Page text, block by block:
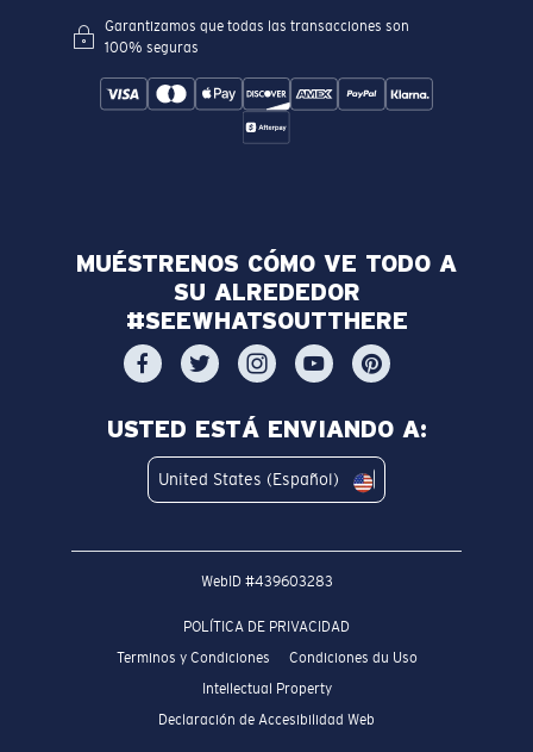
Garantizamos que todas las transacciones son
100% seguras
MUÉSTRENOS CÓMO VE TODO A
SU ALREDEDOR
#SEEWHATSOUTTHERE
USTED ESTÁ ENVIANDO A:
United States (Español)
WebID #439603283
POLÍTICA DE PRIVACIDAD
Terminos y Condiciones
Condiciones du Uso
Intellectual Property
Declaración de Accesibilidad Web